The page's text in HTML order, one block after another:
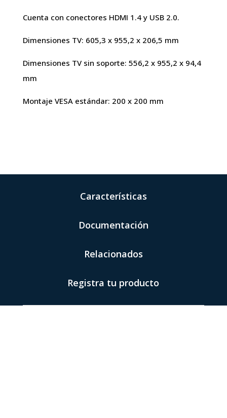
Cuenta con conectores HDMI 1.4 y USB 2.0.
Dimensiones TV: 605,3 x 955,2 x 206,5 mm
Dimensiones TV sin soporte: 556,2 x 955,2 x 94,4
mm
Montaje VESA estándar: 200 x 200 mm
Características
Documentación
Relacionados
Registra tu producto